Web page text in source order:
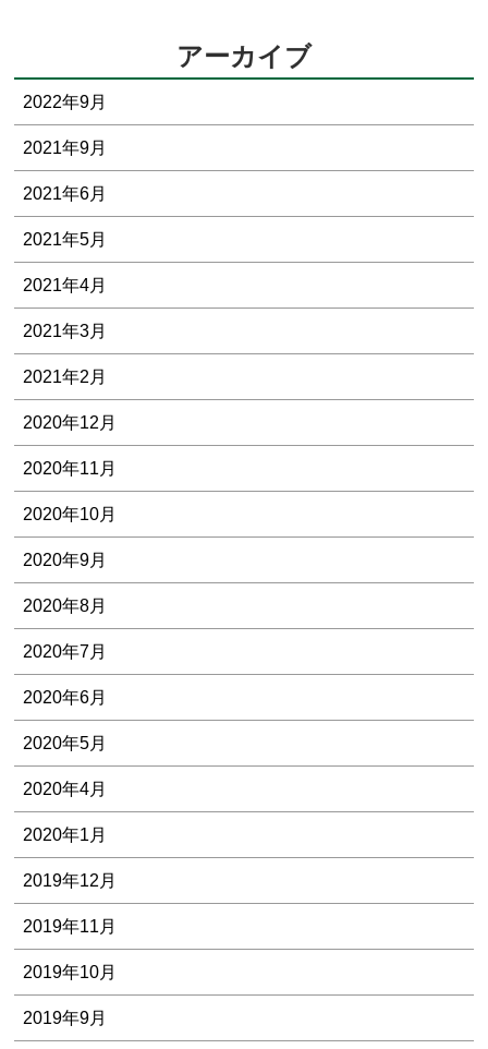
アーカイブ
2022年9月
2021年9月
2021年6月
2021年5月
2021年4月
2021年3月
2021年2月
2020年12月
2020年11月
2020年10月
2020年9月
2020年8月
2020年7月
2020年6月
2020年5月
2020年4月
2020年1月
2019年12月
2019年11月
2019年10月
2019年9月